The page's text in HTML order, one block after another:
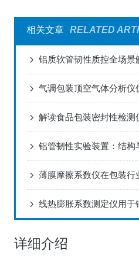
相关文章 RELATED
铝质软管韧性质控全场景
气调包装顶空气体分析仪
铝管韧性实验装置：结构
薄膜摩擦系数仪在包装
详细介绍